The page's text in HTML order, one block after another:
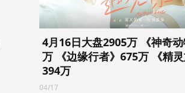
4月16日大盘2905万 《神奇
万 《边缘行者》675万 《精灵
394万
04/17